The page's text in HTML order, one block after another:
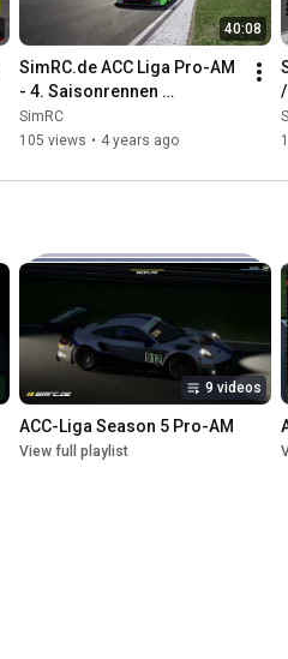
40:08
SimRC.de ACC Liga Pro-AM
- 4. Saisonrennen
Nürburgring - 09.04.2022,
18:00 Uhr
SimRC
105 views • 4 years ago
9 videos
ACC-Liga Season 5 Pro-AM
View full playlist